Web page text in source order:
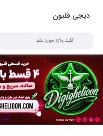
دیجی قلیون